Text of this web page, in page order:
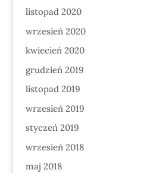
listopad 2020
wrzesień 2020
kwiecień 2020
grudzień 2019
listopad 2019
wrzesień 2019
styczeń 2019
wrzesień 2018
maj 2018